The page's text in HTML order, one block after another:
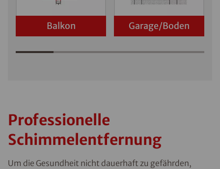
Balkon Garage/Boden
Professionelle
Schimmelentfernung
Um die Gesundheit nicht dauerhaft zu gefährden,